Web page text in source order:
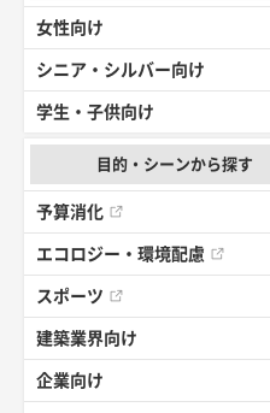
女性向け
シニア・シルバー向け
学生・子供向け
目的・シーンから探す
予算消化
エコロジー・環境配慮
スポーツ
建築業界向け
企業向け